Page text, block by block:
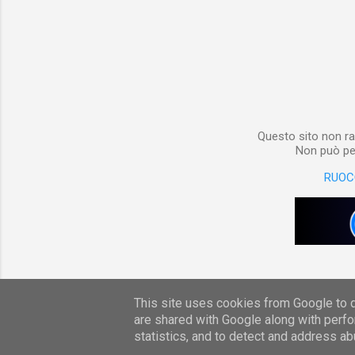
Questo sito non
Non può
This site uses cookies from Google to
are shared with Google along with
statistics, and to detect and address